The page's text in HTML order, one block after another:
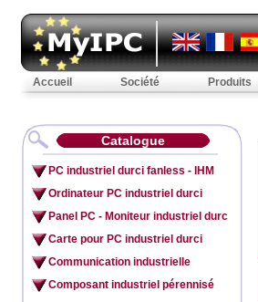
Catalogue
PC industriel durci fanless - IHM
Ordinateur PC industriel durci
Panel PC - Moniteur industriel durc
Carte pour PC industriel durci
Communication industrielle
Composant industriel pérennisé
Accueil Société Produits